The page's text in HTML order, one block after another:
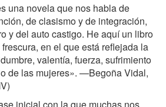
una novela que nos habla de
de clasismo y de integración,
y del auto castigo. He aquí un libro
en el que está reflejada la
valentía, fuerza, sufrimiento
de las mujeres». —Begoña Vidal,